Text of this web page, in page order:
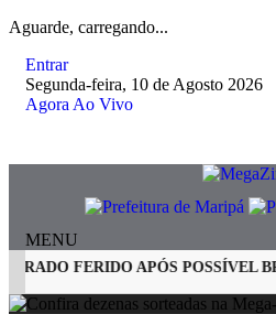
Aguarde, carregando...
Entrar
Segunda-feira, 10 de Agosto 2026
Agora Ao Vivo
MENU
FERIDO APÓS POSSÍVEL